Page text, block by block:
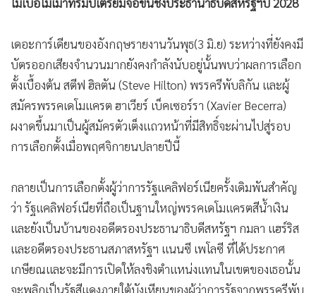
• Gotomanager
เอเจนซีส์/MGRออนไลน์ – ผลเลือกตั้งไพรมารีรัฐแคลิฟอร์เนียคืน
วันอังคาร(2 มิ.ย) กลายเป็นที่จับตาและเฉียดฉิวเมื่ออดีตผู้จัดฟ็
พรรครีพับลิกันมีคะแนนนำแบบเฉียดฉิวโดยมีผู้สมัครพรรคเดโม
แครต ฮาเวียร์ เบ็คเซอร์รา (Xavier Becerra) มาเป็นอันดับ 2 ใน
การเลือกตั้งรอบแรกผู้ว่าการรัฐแคลิฟอร์เนียหลัง แกวิน นิวซอม
ไม้เบื่อไม้เมาทรัมป์เตรียมจ่อขึ้นชิงประธานาธิบดีสหรัฐฯปี 2028
เดอะการ์เดียนของอังกฤษรายงานวันพุธ(3 มิ.ย) ระหว่างที่ยังคงมี